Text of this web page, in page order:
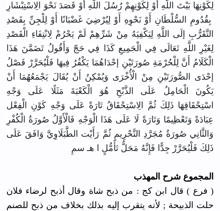
لِكَوْنِهَا بَيْتَ اللَّهِ أَوْ لِكَوْنِهِمْ رُسُلَ اللَّهِ أَوْ قَصَدَ نَحْوَ الِاسْتِبْشَارِ
بِقُدُومِ السُّلْطَانِ أَوْ نَحْوِهِ أَوْ لِيُرْضِيَ غَضْبَانًا أَوْ لِلْجِنِّ بِقَصْدِ
التَّقَرُّبِ إلَى اللَّهِ لِيَكْفِيَهُ مِنْ شَرِّهِمْ لَمْ يَحْرُمْ لِانْتِفَاءِ الْقَصْدِ
لِغَيْرِ اللَّهِ تَعَالَى فِي الْجَمِيعِ كَذَا فِي حَجّ وَأَقُولُ تَضَمَّنَ هَذَا
الْكَلَامُ أَنَّ لِلْحُرْمَةِ صُورَتَيْنِ إحْدَاهُمَا يَكْفُرُ فِيهَا فَلْيُحَرَّرْ فَصْلُ
إحْدَى الصُّورَتَيْنِ مِنْ الْأُخْرَى وَيُمْكِنُ أَنْ يُقَالَ يَجْمَعُهُمَا أَنْ
يَكُونَ الْحَامِلُ عَلَى الذَّبْحِ هُوَ الْكَعْبَةَ مَثَلًا عَلَى وَجْهِ
اسْتِحْقَاقِهَا ذَلِكَ ثُمَّ الِاسْتِحْقَاقُ تَارَةً عَلَى وَجْهِ كَوْنِ الْفِعْل
عِبَادَةً وَتَعْظِيمًا وَتَارَةً لَا عَلَى هَذَا الْوَجْهِ فَالْأَوَّلُ صُورَةُ الْكُفْرِ
وَالثَّانِي صُورَةُ مُجَرَّدِ التَّحْرِيمِ ثُمَّ رَأَيْت الطَّبَلَاوِيَّ وَافَقَ عَلَى
ذَلِكَ فَلْيُحَرَّرْ جِدًّا فَإِنَّهُ مَحَلُّ تَأَمُّلٍ ا هـ سمِ
المجموع شرح المهذب
( فرع ) قال ابن كج : من ذبح شاة وقال أذبح لرضاء فلان
حلت الذبيحة ; لأنه يتقرب إليه بذلك بخلاف من ذبح للصنم